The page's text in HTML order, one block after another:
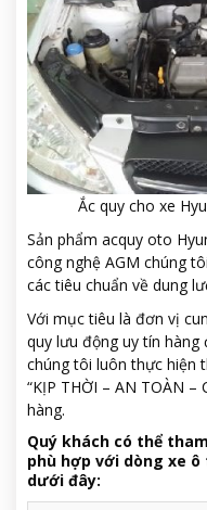
Ắc quy cho xe
Sản phẩm acquy oto
công nghệ AGM chúng
các tiêu chuẩn về dung
Với mục tiêu là đơn vị
quy lưu động uy tín hàng
chúng tôi luôn thực hiện
“KỊP THỜI – AN TOÀN –
hàng.
Quý khách có thể
phù hợp với dòng xe
dưới đây: